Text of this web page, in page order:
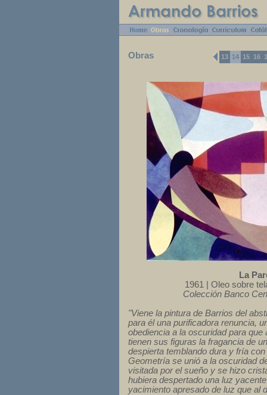
Obras 13 14 15 16
La
1961 | Oleo sobre
Colección Banco
"Viene la pintura de Barrios del
para él una purificadora renuncia,
obediencia a la oscuridad para
tienen sus figuras la fragancia de
despierta temblando dura y fría
Geometría se unió a la oscuridad
visitada por el sueño y se hizo
hubiera despertado una luz
yacimiento apresado de luz que al